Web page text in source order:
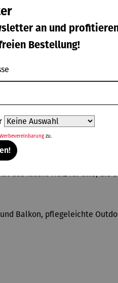
meiste für Möbel genutzte
Waldwirtschaft und faire
nur langlebige, sondern
Witterungsresistenz und
das ideale Holz für alle, die
Balkon, pflegeleichte
an und
Bestellung!
Werbevereinbarungzu.